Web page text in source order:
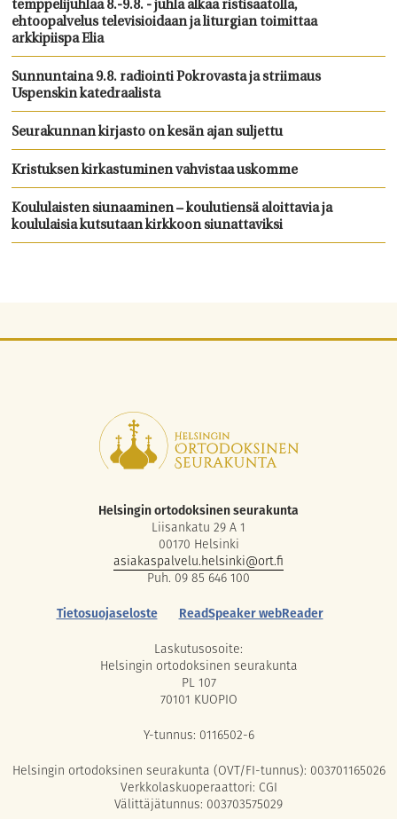
temppelijuhlaa 8.-9.8. - juhla alkaa ristisaatolla,
ehtoopalvelus televisioidaan ja liturgian toimittaa
arkkipiispa Elia
Sunnuntaina 9.8. radiointi Pokrovasta ja striimaus
Uspenskin katedraalista
Seurakunnan kirjasto on kesän ajan suljettu
Kristuksen kirkastuminen vahvistaa uskomme
Koululaisten siunaaminen – koulutiensä aloittavia ja
koululaisia kutsutaan kirkkoon siunattaviksi
Helsingin ortodoksinen seurakunta
Liisankatu 29 A 1
00170 Helsinki
asiakaspalvelu.helsinki@ort.fi
Puh. 09 85 646 100
Tietosuojaseloste
ReadSpeaker webReader
Laskutusosoite:
Helsingin ortodoksinen seurakunta
PL 107
70101 KUOPIO
Y-tunnus: 0116502-6
Helsingin ortodoksinen seurakunta (OVT/FI-tunnus): 003701165026
Verkkolaskuoperaattori: CGI
Välittäjätunnus: 003703575029